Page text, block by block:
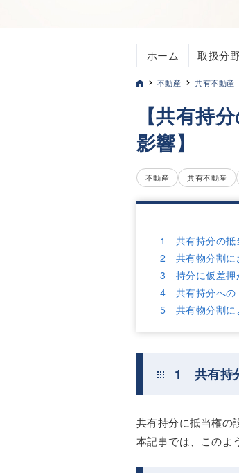
ホーム 取扱分
不動産 共有不動産
【共有持
影響】
不動産 共有不動産
1 共有持分の抵
2 共有物分割に
3 持分に仮差押
4 共有持分への
5 共有物分割に
1 共有持
共有持分に抵当権の
本記事では、このよ